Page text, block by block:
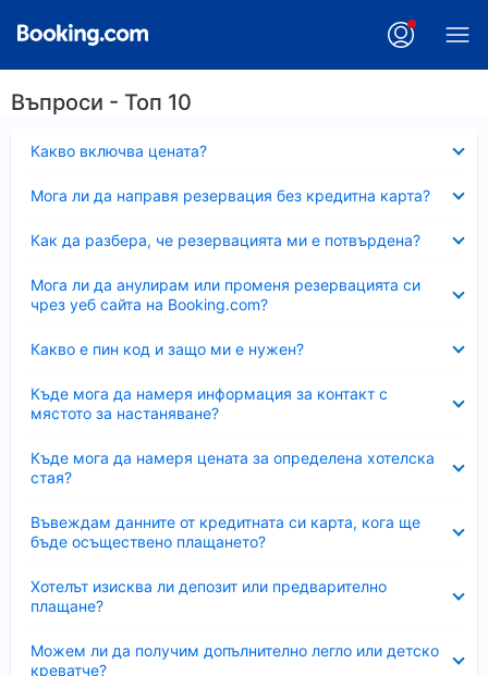
Въпроси - Топ 10
Какво включва цената?
Мога ли да направя резервация без кредитна карта?
Как да разбера, че резервацията ми е потвърдена?
Мога ли да анулирам или променя резервацията си
чрез уеб сайта на Booking.com?
Какво е пин код и защо ми е нужен?
Къде мога да намеря информация за контакт с
мястото за настаняване?
Къде мога да намеря цената за определена хотелска
стая?
Въвеждам данните от кредитната си карта, кога ще
бъде осъществено плащането?
Хотелът изисква ли депозит или предварително
плащане?
Можем ли да получим допълнително легло или детско
креватче?